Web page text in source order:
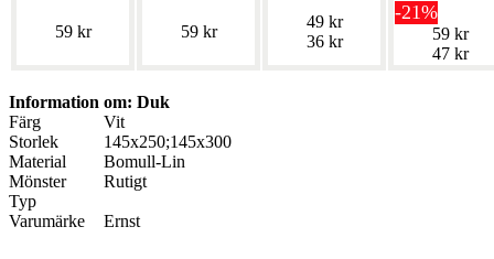
59 kr 59 kr
49 kr
36 kr
-21%
59 kr
47 kr
Information om: Duk
Färg
Vit
Storlek
145x250;145x300
Material
Bomull-Lin
Mönster
Rutigt
Typ
Varumärke
Ernst